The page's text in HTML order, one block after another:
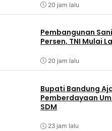
20 jam lalu
Pembangunan
Persen, TNI Mulai
20 jam lalu
Bupati Bandung
Pemberdayaan
SDM
23 jam lalu